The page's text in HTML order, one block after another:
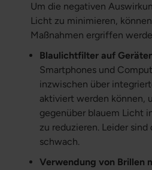
Um die negativen
Licht zu minimieren,
Maßnahmen ergriffen
Blaulichtfilter auf
Smartphones und
inzwischen über
aktiviert werden können,
gegenüber blauem Licht
zu reduzieren. Leider
schwach.
Verwendung von Brillen